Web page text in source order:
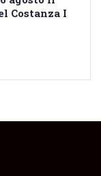
Costanza I